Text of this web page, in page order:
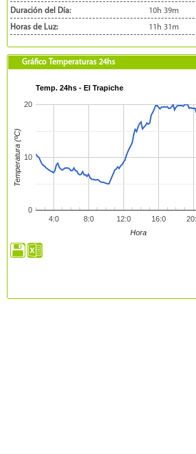
Duración del Día:
10h 39m
Horas de Luz:
11h 31m
Gráfico Temperaturas 24hs
Temp. 24hs - El Trapiche
4:0 8:0 12:0 16:0
0
10
20
Hora
Temperatura (ºC)